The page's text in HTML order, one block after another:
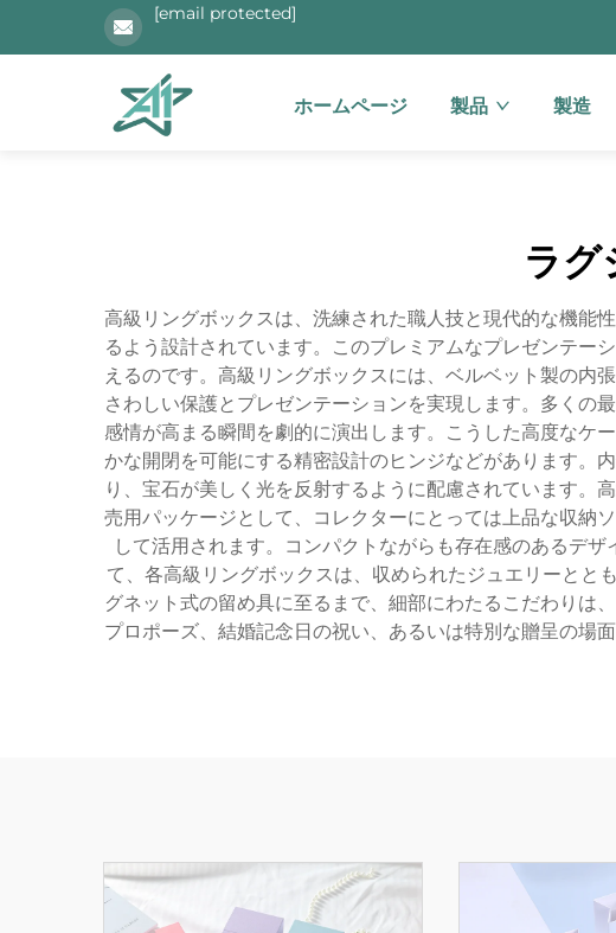
[email protected]
ホームページ 製品 製造
ラグ
高級リングボックスは、洗練された職人技と現代的な機能
るよう設計されています。このプレミアムなプレゼンテー
えるのです。高級リングボックスには、ベルベット製の内
さわしい保護とプレゼンテーションを実現します。多くの
感情が高まる瞬間を劇的に演出します。こうした高度なケ
かな開閉を可能にする精密設計のヒンジなどがあります。
り、宝石が美しく光を反射するように配慮されています。
売用パッケージとして、コレクターにとっては上品な収納
して活用されます。コンパクトながらも存在感のあるデ
て、各高級リングボックスは、収められたジュエリーと
グネット式の留め具に至るまで、細部にわたるこだわりは
プロポーズ、結婚記念日の祝い、あるいは特別な贈呈の場